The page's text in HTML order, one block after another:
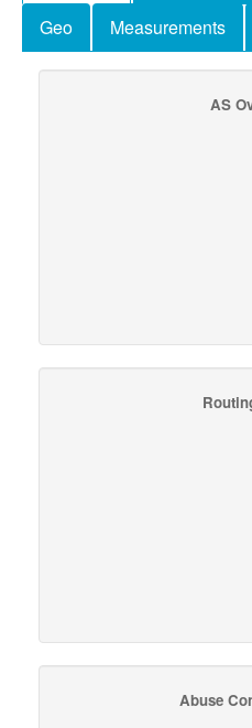
Geo
Measurements
AS
Abuse